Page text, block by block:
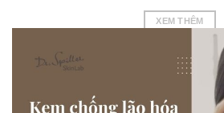
XEM THÊM